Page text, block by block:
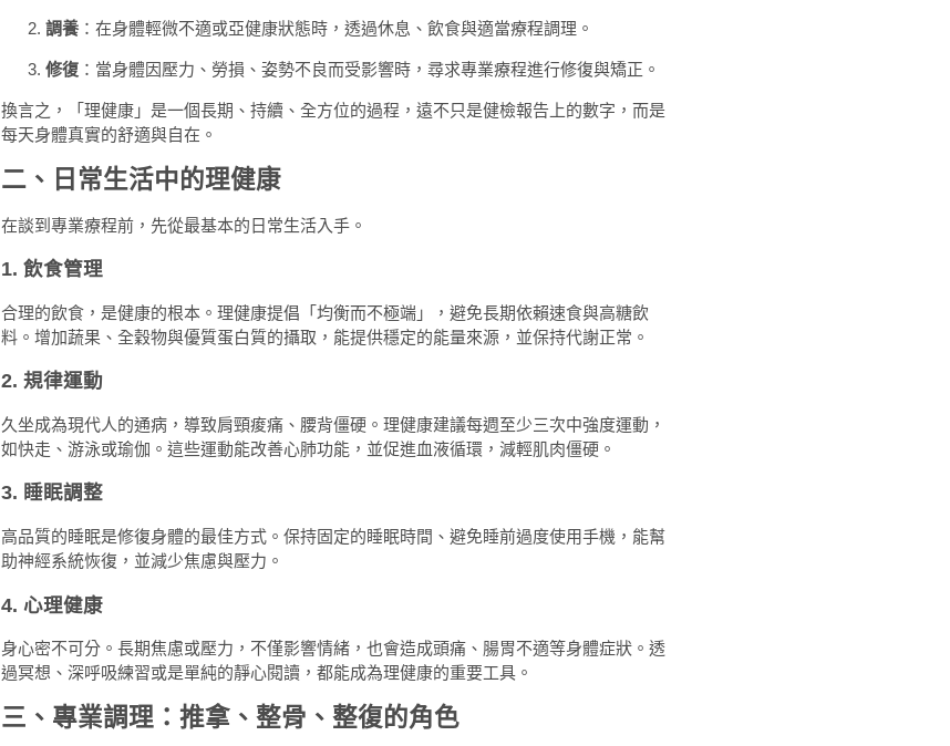
調養 ：在身體輕微不適或亞健康狀態時，透過休息、飲食與適當療程調理。
修復 ：當身體因壓力、勞損、姿勢不良而受影響時，尋求專業療程進行修復與矯正。
換言之，「理健康」是一個長期、持續、全方位的過程，遠不只是健檢報告上的數字，而是
每天身體真實的舒適與自在。
二、日常生活中的理健康
在談到專業療程前，先從最基本的日常生活入手。
1. 飲食管理
合理的飲食，是健康的根本。理健康提倡「均衡而不極端」，避免長期依賴速食與高糖飲
料。增加蔬果、全穀物與優質蛋白質的攝取，能提供穩定的能量來源，並保持代謝正常。
2. 規律運動
久坐成為現代人的通病，導致肩頸痠痛、腰背僵硬。理健康建議每週至少三次中強度運動，
如快走、游泳或瑜伽。這些運動能改善心肺功能，並促進血液循環，減輕肌肉僵硬。
3. 睡眠調整
高品質的睡眠是修復身體的最佳方式。保持固定的睡眠時間、避免睡前過度使用手機，能幫
助神經系統恢復，並減少焦慮與壓力。
4. 心理健康
身心密不可分。長期焦慮或壓力，不僅影響情緒，也會造成頭痛、腸胃不適等身體症狀。透
過冥想、深呼吸練習或是單純的靜心閱讀，都能成為理健康的重要工具。
三、專業調理：推拿、整骨、整復的角色